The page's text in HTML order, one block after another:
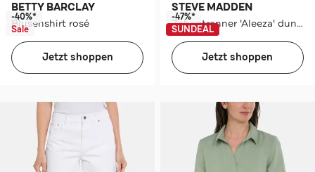
BETTY BARCLAY
Blusenshirt rosé
-40%*
Sale
Jetzt shoppen
STEVE MADDEN
Zehentrenner 'Aleeza' dunkelsilber
-47%*
SUNDEAL
Jetzt shoppen